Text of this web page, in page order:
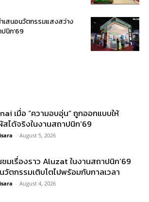
เสนอนวัตกรรมแสงสว่าง
นิก’69
เมื่อ “ความอบอุ่น” ถูกออกแบบให้
ได้จริงในงานสถาปนิก’69
- August 5, 2026
มเรื่องราว Aluzat ในงานสถาปนิก’69
วัตกรรมเติบโตไปพร้อมกับกาลเวลา
- August 4, 2026